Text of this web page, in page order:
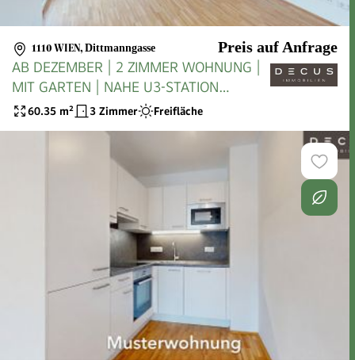
1110 WIEN, Dittmanngasse Preis auf Anfrage
AB DEZEMBER | 2 ZIMMER WOHNUNG |
MIT GARTEN | NAHE U3-STATION
ENKPLATZ
60.35 m² 3 Zimmer Freifläche